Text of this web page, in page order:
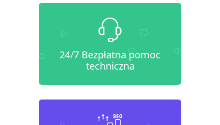
24/7 Bezpłatna pomoc
techniczna